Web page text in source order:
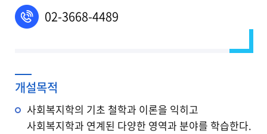
전화 02-3668-4489
개설목적
사회복지학의 기초 철학과 이론을 익히고
사회복지학과 연계된 다양한 영역과 분야를 학습한다.